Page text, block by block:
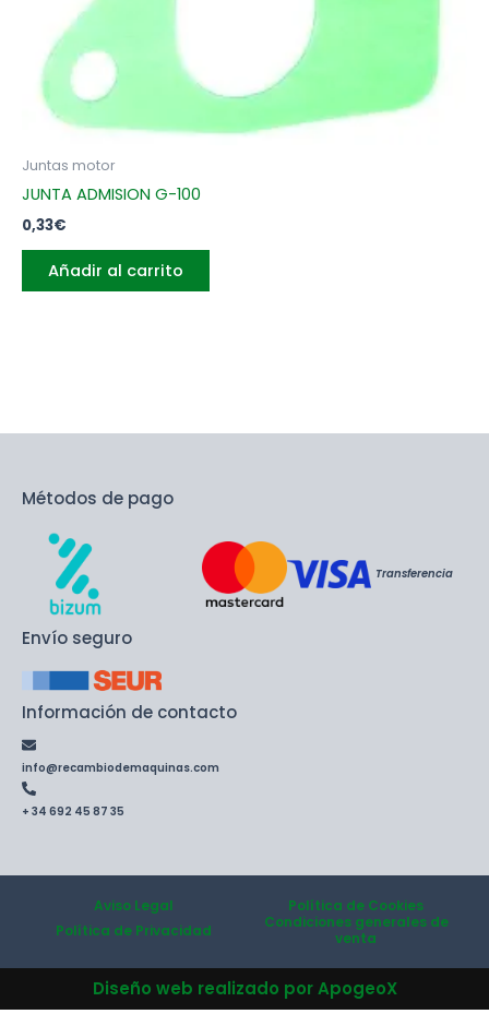
Juntas motor
JUNTA ADMISION G-100
0,33€
Añadir al carrito
Métodos de pago
Transferencia
Envío seguro
Información de contacto
info@recambiodemaquinas.com
+ 34 692 45 87 35
Aviso Legal
Política de Cookies
Política de Privacidad
Condiciones generales de
venta
Diseño web realizado por ApogeoX